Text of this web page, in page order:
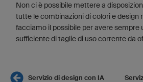
Non ci è possibile mettere a
tutte le combinazioni di colori e design
facciamo il possibile per avere sempre
sufficiente di taglie di uso corrente da
Servizio di design con IA